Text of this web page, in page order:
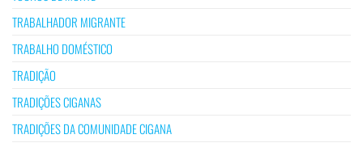
TRABALHADOR MIGRANTE
TRABALHO DOMÉSTICO
TRADIÇÃO
TRADIÇÕES CIGANAS
TRADIÇÕES DA COMUNIDADE CIGANA